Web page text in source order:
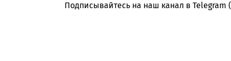
Подписывайтесь на наш канал в Telegram (